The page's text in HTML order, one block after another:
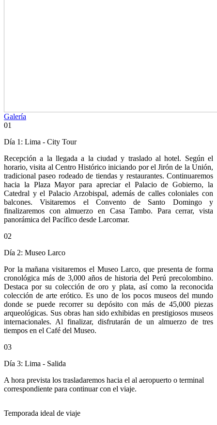
Galería
01
Día 1: Lima - City Tour
Recepción a la llegada a la ciudad y traslado al hotel. Según el
horario, visita al Centro Histórico iniciando por el Jirón de la Unión,
tradicional paseo rodeado de tiendas y restaurantes. Continuaremos
hacia la Plaza Mayor para apreciar el Palacio de Gobierno, la
Catedral y el Palacio Arzobispal, además de calles coloniales con
balcones. Visitaremos el Convento de Santo Domingo y
finalizaremos con almuerzo en Casa Tambo. Para cerrar, vista
panorámica del Pacífico desde Larcomar.
02
Día 2: Museo Larco
Por la mañana visitaremos el Museo Larco, que presenta de forma
cronológica más de 3,000 años de historia del Perú precolombino.
Destaca por su colección de oro y plata, así como la reconocida
colección de arte erótico. Es uno de los pocos museos del mundo
donde se puede recorrer su depósito con más de 45,000 piezas
arqueológicas. Sus obras han sido exhibidas en prestigiosos museos
internacionales. Al finalizar, disfrutarán de un almuerzo de tres
tiempos en el Café del Museo.
03
Día 3: Lima - Salida
A hora prevista los trasladaremos hacia el al aeropuerto o terminal
correspondiente para continuar con el viaje.
Temporada ideal de viaje